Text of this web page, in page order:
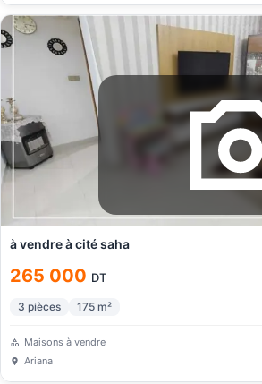
à vendre à cité saha
265 000 DT
3 pièces 175 m²
Maisons à vendre
Ariana